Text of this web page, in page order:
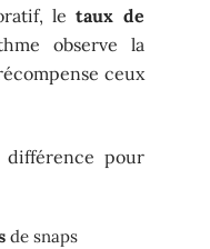
letaux de
observe la
ceux
pour
de snaps